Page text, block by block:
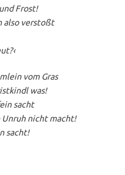
Frost!
also verstoßt
vom Gras
was!
sacht
Unruh nicht macht!
sacht!